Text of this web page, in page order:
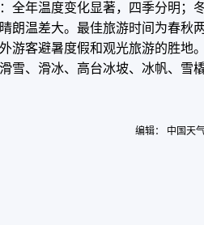
全年温度变化显著，四季分明；
朗温差大。最佳旅游时间为春秋
游客避暑度假和观光旅游的胜地
雪、滑冰、高台冰坡、冰帆、雪
编辑： 中国天